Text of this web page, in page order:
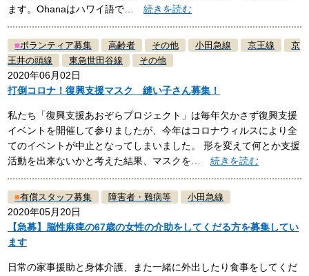
ます。Ohanaはハワイ語で…続きを読む
■ボランティア募集 高齢者 その他 小田急線 京王線
京
王井の頭線
東急世田谷線 その他
2020年06月02日
打倒コロナ！復興支援マスク 縫い子さん募集！
私たち「復興支援あおぞらプロジェクト」は毎年欠かさず復興支援
イベントを開催して参りましたが、今年はコロナウィルスにより全
てのイベントが中止となってしまいました。 形を変えて何とか支援
活動を出来ないかと考えた結果、マスクを…続きを読む
■有償スタッフ募集 障害者・難病等 小田急線
2020年05月20日
【急募】脳性麻痺の67歳の女性の介助をしてくだる方を募集してい
ます
日常の家事援助と身体介護、また一緒に外出したり食事をしてくだ